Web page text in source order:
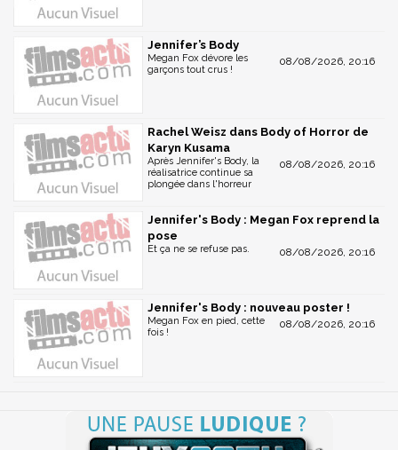
Jennifer’s Body
08/08/2026, 20:16
Megan Fox dévore les
garçons tout crus !
Rachel Weisz dans Body of Horror de
Karyn Kusama
08/08/2026, 20:16
Après Jennifer's Body, la
réalisatrice continue sa
plongée dans l'horreur
Jennifer's Body : Megan Fox reprend la
pose
08/08/2026, 20:16
Et ça ne se refuse pas.
Jennifer's Body : nouveau poster !
08/08/2026, 20:16
Megan Fox en pied, cette
fois !